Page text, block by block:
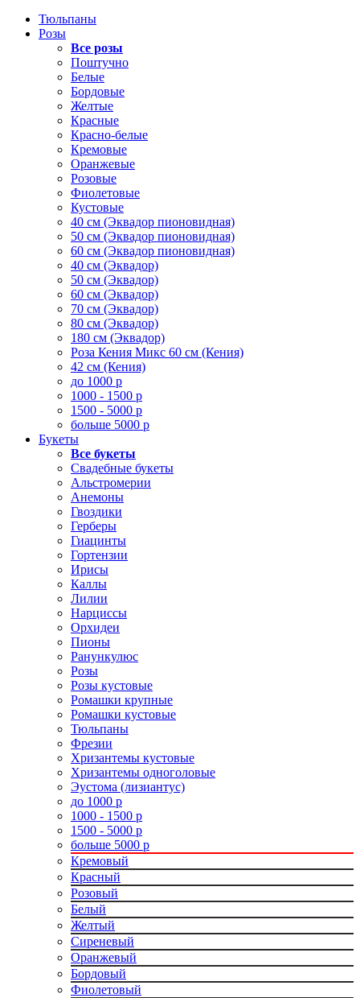
Тюльпаны
Розы
Все розы
Поштучно
Белые
Бордовые
Желтые
Красные
Красно-белые
Кремовые
Оранжевые
Розовые
Фиолетовые
Кустовые
40 см (Эквадор пионовидная)
50 см (Эквадор пионовидная)
60 см (Эквадор пионовидная)
40 см (Эквадор)
50 см (Эквадор)
60 см (Эквадор)
70 см (Эквадор)
80 см (Эквадор)
180 см (Эквадор)
Роза Кения Микс 60 см (Кения)
42 см (Кения)
до 1000 р
1000 - 1500 р
1500 - 5000 р
больше 5000 р
Букеты
Все букеты
Свадебные букеты
Альстромерии
Анемоны
Гвоздики
Герберы
Гиацинты
Гортензии
Ирисы
Каллы
Лилии
Нарциссы
Орхидеи
Пионы
Ранункулюс
Розы
Розы кустовые
Ромашки крупные
Ромашки кустовые
Тюльпаны
Фрезии
Хризантемы кустовые
Хризантемы одноголовые
Эустома (лизиантус)
до 1000 р
1000 - 1500 р
1500 - 5000 р
больше 5000 р
Кремовый
Красный
Розовый
Белый
Желтый
Сиреневый
Оранжевый
Бордовый
Фиолетовый